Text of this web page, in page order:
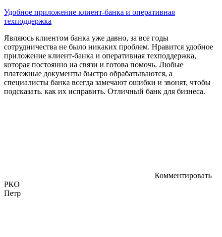
Удобное приложение клиент-банка и оперативная
техподдержка
Являюсь клиентом банка уже давно, за все годы
сотрудничества не было никаких проблем. Нравится удобное
приложение клиент-банка и оперативная техподдержка,
которая постоянно на связи и готова помочь. Любые
платежные документы быстро обрабатываются, а
специалисты банка всегда замечают ошибки и звонят, чтобы
подсказать. как их исправить. Отличный банк для бизнеса.
Комментировать
РКО
Петр